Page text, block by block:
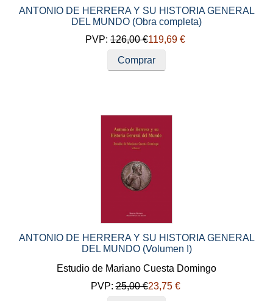
ANTONIO DE HERRERA Y SU HISTORIA GENERAL
DEL MUNDO (Obra completa)
PVP: 126,00 €119,69 €
Comprar
ANTONIO DE HERRERA Y SU HISTORIA GENERAL
DEL MUNDO (Volumen I)
Estudio de Mariano Cuesta Domingo
PVP:25,00 €23,75 €